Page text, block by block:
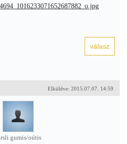
Elküldve: 2015.07.07. 14:59
gumis/oútis